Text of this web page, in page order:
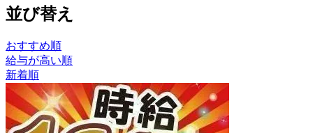
並び替え
おすすめ順
給与が高い順
新着順